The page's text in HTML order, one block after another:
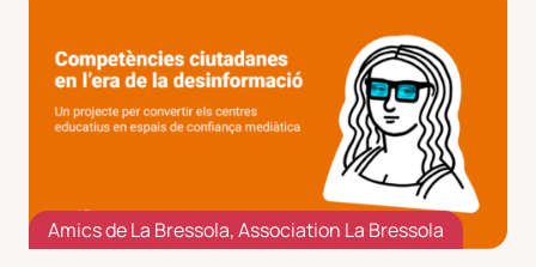
Amics de La Bressola,Association La Bressola